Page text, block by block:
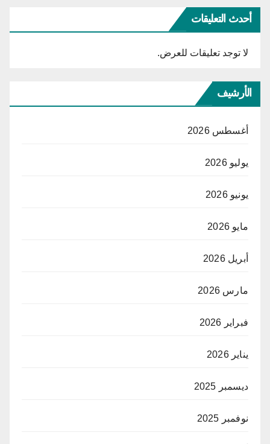
أحدث التعليقات
لا توجد تعليقات للعرض.
الأرشيف
أغسطس 2026
يوليو 2026
يونيو 2026
مايو 2026
أبريل 2026
مارس 2026
فبراير 2026
يناير 2026
ديسمبر 2025
نوفمبر 2025